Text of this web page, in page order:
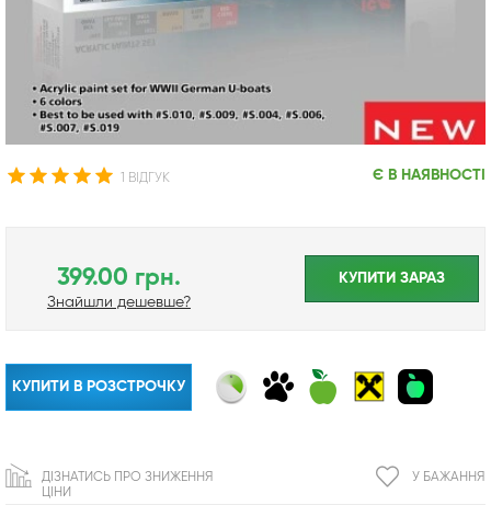
1 ВІДГУК Є В НАЯВНОСТІ
399.00 грн.
Знайшли дешевше?
КУПИТИ ЗАРАЗ
КУПИТИ В РОЗСТРОЧКУ
У БАЖАННЯ
ДІЗНАТИСЬ ПРО ЗНИЖЕННЯ
ЦІНИ